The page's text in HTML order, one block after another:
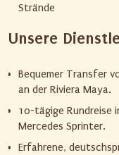
Strände
Unsere
Bequemer Transfer
an der Riviera Maya.
10-tägige Rundreise
Mercedes Sprinter.
Erfahrene,